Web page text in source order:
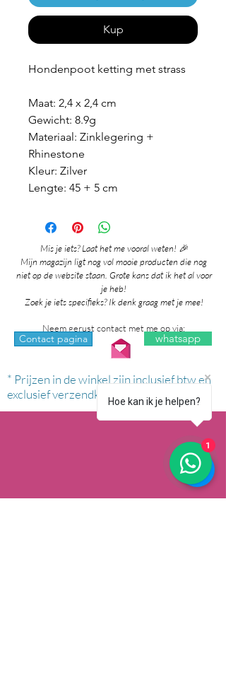
Kup
Hondenpoot ketting met strass
Maat: 2,4 x 2,4 cm
Gewicht: 8.9g
Materiaal: Zinklegering +
Rhinestone
Kleur: Zilver
Lengte: 45 + 5 cm
Mis je iets? Laat het me vooral weten! 🎉
Mijn magazijn ligt nog vol mooie producten die nog
niet op de website staan. Grote kans dat ik het al voor
je heb!
Zoek je iets specifieks? Ik denk graag met je mee!
Neem gerust contact met me op via:
Contact pagina whatsapp
* Prijzen in de winkel zijn inclusief btw en
exclusief verzendkosten.Hoe kan ik je helpen?
1